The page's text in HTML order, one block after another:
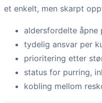
et enkelt, men skarpt
aldersfordelte åpne
tydelig ansvar per
prioritering etter
status for purring,
kobling mellom